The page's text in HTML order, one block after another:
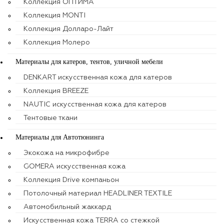
Коллекция ОПТИМА
Коллекция MONTI
Коллекция Долларо-Лайт
Коллекция Молеро
Материалы для катеров, тентов, уличной мебели
DENKART искусственная кожа для катеров
Коллекция BREEZE
NAUTIC искусственная кожа для катеров
Тентовые ткани
Материалы для Автотюнинга
Экокожа на микрофибре
GOMERA искусственная кожа
Коллекция Drive компаньон
Потолочный материал HEADLINER TEXTILE
Автомобильный жаккард
Искусственная кожа TERRA со стежкой